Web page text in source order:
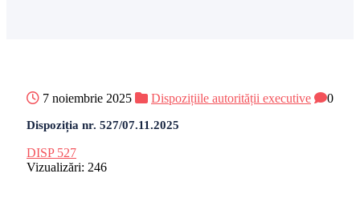
7 noiembrie 2025 Dispozițiile autorității executive 0
Dispoziția nr. 527/07.11.2025
DISP 527
Vizualizări: 246